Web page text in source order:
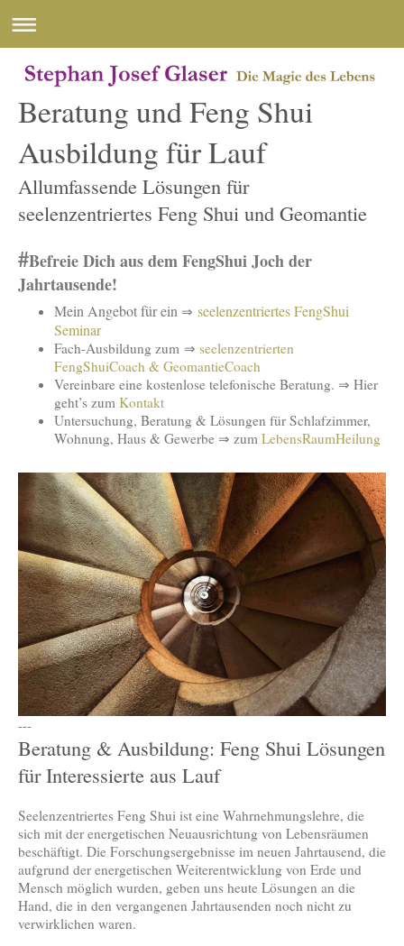
Beratung und Feng Shui
Ausbildung für Lauf
Allumfassende Lösungen für
seelenzentriertes Feng Shui und Geomantie
#Befreie Dich aus dem FengShui Joch der
Jahrtausende!
Mein Angebot für ein ⇒ seelenzentriertes FengShui
Seminar
Fach-Ausbildung zum ⇒ seelenzentrierten
FengShuiCoach & GeomantieCoach
Vereinbare eine kostenlose telefonische Beratung. ⇒ Hier
geht’s zum Kontakt
Untersuchung, Beratung & Lösungen für Schlafzimmer,
Wohnung, Haus & Gewerbe ⇒ zum LebensRaumHeilung
---
Beratung & Ausbildung: Feng Shui Lösungen
für Interessierte aus Lauf
Seelenzentriertes Feng Shui ist eine Wahrnehmungslehre, die
sich mit der energetischen Neuausrichtung von Lebensräumen
beschäftigt. Die Forschungsergebnisse im neuen Jahrtausend, die
aufgrund der energetischen Weiterentwicklung von Erde und
Mensch möglich wurden, geben uns heute Lösungen an die
Hand, die in den vergangenen Jahrtausenden noch nicht zu
verwirklichen waren.